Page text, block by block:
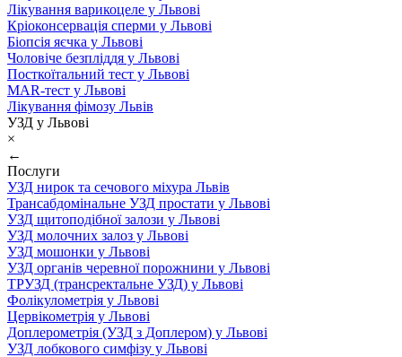
Лікування варикоцеле у Львові
Кріоконсервація сперми у Львові
Біопсія яєчка у Львові
Чоловіче безпліддя у Львові
Посткоїтальний тест у Львові
MAR-тест у Львові
Лікування фімозу Львів
УЗД у Львові
×
←
Послуги
УЗД нирок та сечового міхура Львів
Трансабдомінальне УЗД простати у Львові
УЗД щитоподібної залози у Львові
УЗД молочних залоз у Львові
УЗД мошонки у Львові
УЗД органів черевної порожнини у Львові
ТРУЗД (трансректальне УЗД) у Львові
Фолікулометрія у Львові
Цервікометрія у Львові
Доплерометрія (УЗД з Доплером) у Львові
УЗД лобкового симфізу у Львові